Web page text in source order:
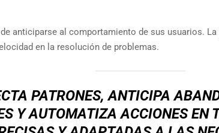
anticiparse al comportamiento de sus usuarios.
en la resolución de problemas.
PATRONES, ANTICIPA
Y AUTOMATIZA ACCIONES EN